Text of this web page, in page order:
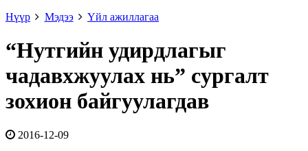
Нүүр
Мэдээ Үйл ажиллагаа
“Нутгийн удирдлагыг
чадавхжуулах нь” сургалт
зохион байгуулагдав
2016-12-09